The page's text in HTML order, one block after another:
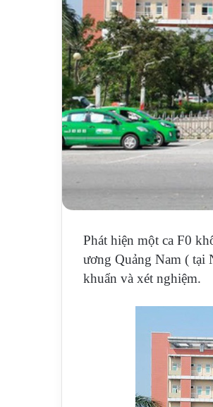
Phát hiện một ca F0
ương Quảng Nam ( tại
khuẩn và xét nghiệm.